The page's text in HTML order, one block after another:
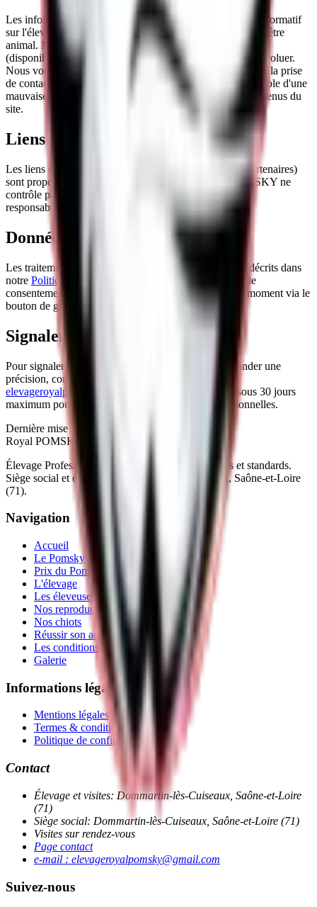
Les informations publiées sur ce site sont fournies à titre informatif
sur l'élevage, les chiots disponibles et les pratiques de bien-être
animal. Malgré une mise à jour régulière, certaines données
(disponibilités, tarifs indicatifs, dates de portées) peuvent évoluer.
Nous vous invitons à confirmer chaque information lors de la prise
de contact. Royal POMSKY ne saurait être tenue responsable d'une
mauvaise interprétation ou d'un usage inapproprié des contenus du
site.
Liens hypertextes
Les liens externes (Instagram, formulaires, ressources partenaires)
sont proposés pour faciliter vos démarches. Royal POMSKY ne
contrôle pas le contenu de ces sites tiers et décline toute
responsabilité quant aux informations qui y figurent.
Données personnelles et cookies
Les traitements de données et le dépôt de cookies sont décrits dans
notre Politique de confidentialité
et notre gestionnaire de
consentement. Vous pouvez modifier vos choix à tout moment via le
bouton de gestion des cookies affiché sur le site.
Signalement ou réclamation
Pour signaler un contenu, exercer vos droits ou demander une
précision, contactez-nous par email à
elevageroyalpomsky@gmail.com
. Nous répondons sous 30 jours
maximum pour les demandes liées aux données personnelles.
Dernière mise à jour :
Royal POMSKY
Élevage Professionnel de Pomsky Toys, miniatures et standards.
Siège social et élevage à Dommartin-lès-Cuiseaux, Saône-et-Loire
(71).
Navigation
Accueil
Le Pomsky
Prix du Pomsky
L'élevage
Les éleveuses
Nos reproducteurs
Nos chiots
Réussir son adoption
Les conditions de vie
Galerie
Informations légales
Mentions légales
Termes & conditions
Politique de confidentialité
Contact
Élevage et visites: Dommartin-lès-Cuiseaux Saône-et-Loire
(71)
Siège social: Dommartin-lès-Cuiseaux , Saône-et-Loire (71)
Visites sur rendez-vous
Page contact
e-mail : elevageroyalpomsky@gmail.com
Suivez-nous